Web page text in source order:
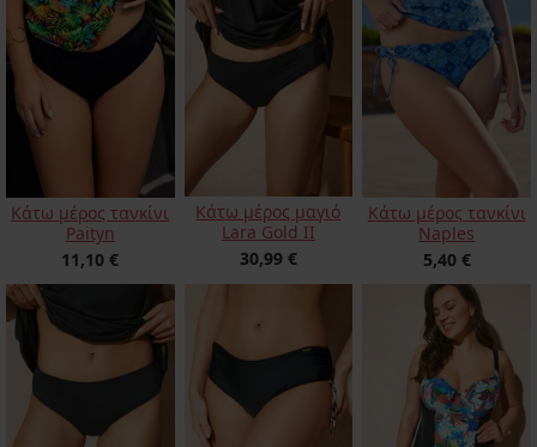
Κάτω μέρος τανκίνι
Paityn
11,10 €
Κάτω μέρος μαγιό
Lara Gold II
30,99 €
Κάτω μέρος τανκίνι
Naples
5,40 €